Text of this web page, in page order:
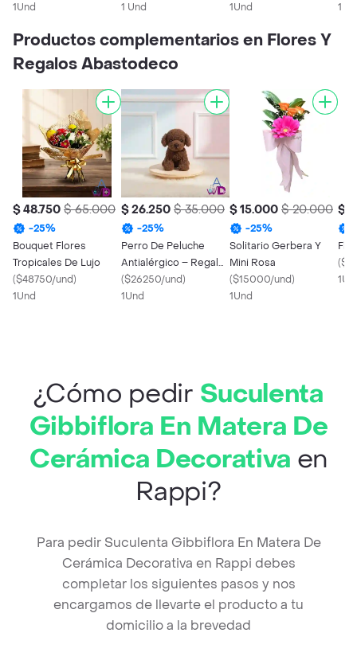
1Und
1 Und
1Und
1
Productos complementarios en Flores Y
Regalos Abastodeco
$ 48.750 $ 65.000
-25%
Bouquet Flores
Tropicales De Lujo
($48750/und)
1Und
$ 26.250 $ 35.000
-25%
Perro De Peluche
Antialérgico – Regalo
Creativo
($26250/und)
1Und
$ 15.000 $ 20.000
-25%
Solitario Gerbera Y
Mini Rosa
($15000/und)
1Und
$
(
¿Cómo pedir Suculenta
Gibbiflora En Matera De
Cerámica Decorativa en
Rappi?
Para pedir Suculenta Gibbiflora En Matera De
Cerámica Decorativa en Rappi debes
completar los siguientes pasos y nos
encargamos de llevarte el producto a tu
domicilio a la brevedad